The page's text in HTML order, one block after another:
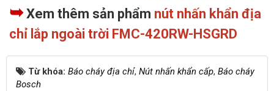
➥Xem thêm sản phẩm nút nhấn khẩn địa
chỉ lắp ngoài trời FMC-420RW-HSGRD
Từ khóa: Báo cháy địa chỉ, Nút nhấn khẩn cấp, Báo cháy
Bosch